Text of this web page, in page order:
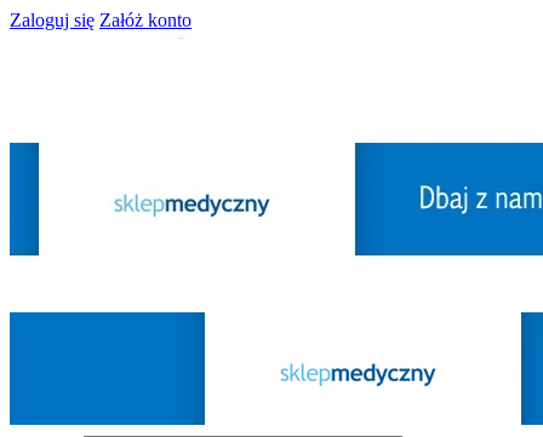
Zaloguj się Załóż konto